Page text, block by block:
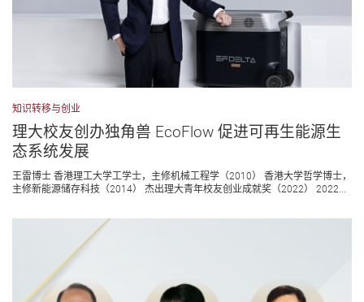
知识转移与创业
理大校友创办独角兽 EcoFlow 促进可再生能源生
态系统发展
王雷博士 香港理工大学工学士，主修机械工程学（2010） 香港大学哲学博士，
主修新能源储存科技（2014） 杰出理大青年校友创业成就奖（2022） 2022...